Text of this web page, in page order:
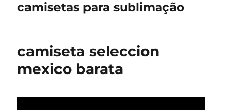
camisetas para sublimação
camiseta seleccion
mexico barata